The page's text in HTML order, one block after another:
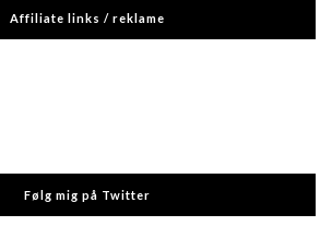
Affiliate links / reklame
Følg mig på Twitter